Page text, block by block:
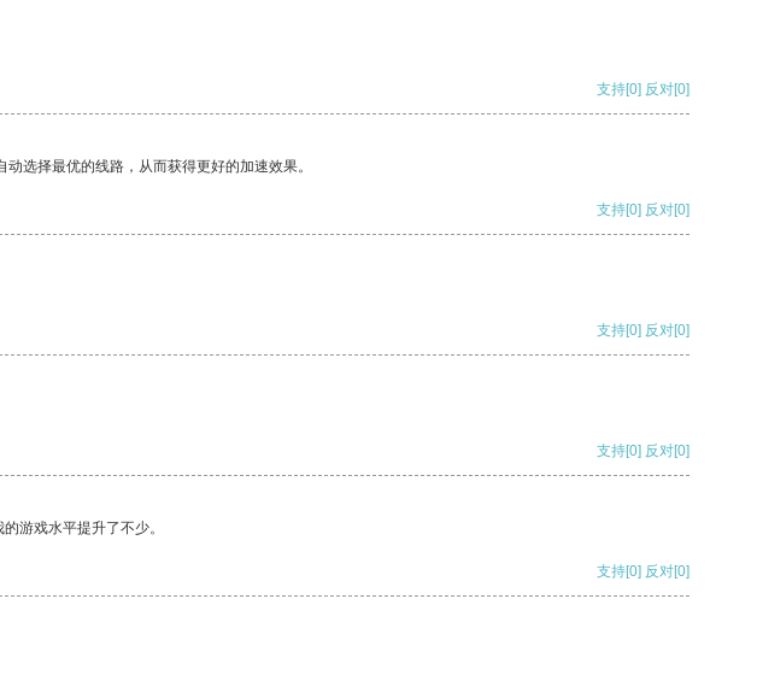
支持[0] 反对[0]
选择最优的线路，从而获得更好的加速效果。
支持[0] 反对[0]
支持[0] 反对[0]
支持[0] 反对[0]
游戏水平提升了不少。
支持[0] 反对[0]